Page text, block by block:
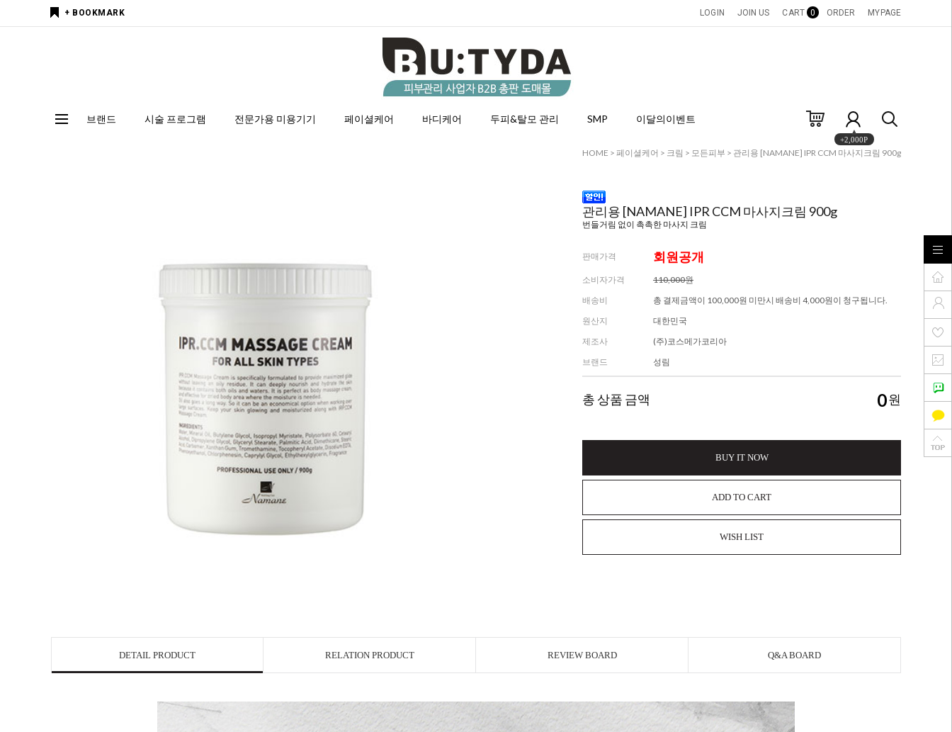
+ BOOKMARK LOGIN JOIN US CART 0 ORDER MYPAGE
브랜드 시술 프로그램 전문가용 미용기기 페이셜케어 바디케어 두피&탈모 관리 SMP 이달의이벤트
+2,000P
HOME > 페이셜케어 > 크림 > 모든피부 > 관리용 [NAMANE] IPR CCM 마사지크림 900g
관리용 [NAMANE] IPR CCM 마사지크림 900g
번들거림 없이 촉촉한 마사지 크림
판매가격 회원공개
소비자가격
110,000원
배송비
총 결제금액이 100,000원 미만시 배송비 4,000원이 청구됩니다.
원산지
대한민국
제조사
(주)코스메가코리아
브랜드
성림
총 상품 금액 0원
BUY IT NOW
ADD TO CART
WISH LIST
DETAIL PRODUCT RELATION PRODUCT REVIEW BOARD Q&A BOARD